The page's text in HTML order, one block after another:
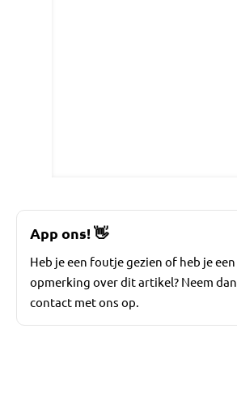
App ons!👋
Heb je een foutje gezien of heb je een
opmerking over dit artikel? Neem dan
contact met ons op.